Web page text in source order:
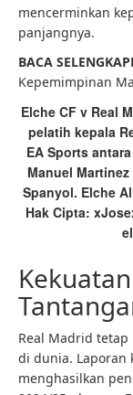
mencerminkan
panjangnya.
BACA
Kepemimpinan
Elche CF v Real
pelatih kepala
EA Sports
Manuel
Spanyol. Elche
Hak Cipta:
Real Madrid
di dunia. Laporan
menghasilkan